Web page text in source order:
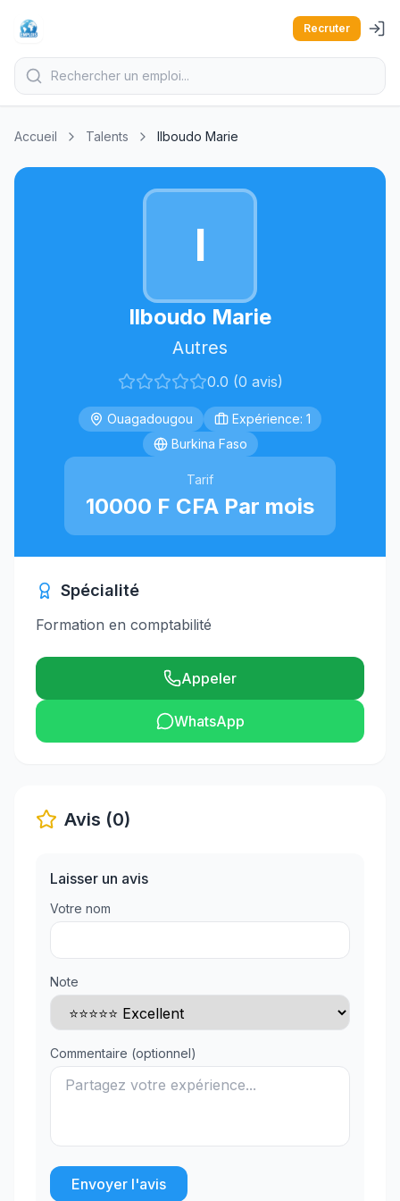
Recruter
Accueil Talents Ilboudo Marie
I
Ilboudo Marie
Autres
0.0 (0 avis)
Ouagadougou
Expérience: 1
Burkina Faso
Tarif
10000 F CFA Par mois
Spécialité
Formation en comptabilité
Appeler
WhatsApp
Avis (0)
Laisser un avis
Votre nom
Note
Commentaire (optionnel)
Envoyer l'avis